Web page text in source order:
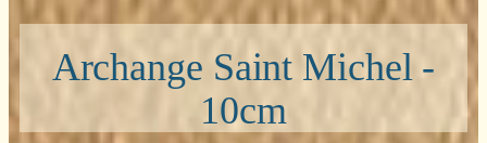
Archange Saint Michel -
10cm